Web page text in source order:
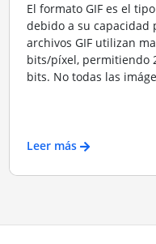
El formato GIF es el
debido a su capacidad
archivos GIF utilizan
bits/píxel, permitiendo
bits. No todas las
Leer más